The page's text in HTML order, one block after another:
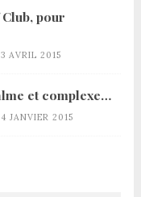
pour
3 AVRIL 2015
et complexe…
4 JANVIER 2015